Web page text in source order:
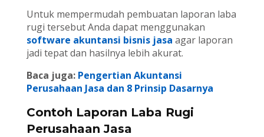
Untuk mempermudah pembuatan laporan laba
rugi tersebut Anda dapat menggunakan
software akuntansi bisnis jasa agar laporan
jadi tepat dan hasilnya lebih akurat.
Baca juga: Pengertian Akuntansi
Perusahaan Jasa dan 8 Prinsip Dasarnya
Contoh Laporan Laba Rugi
Perusahaan Jasa